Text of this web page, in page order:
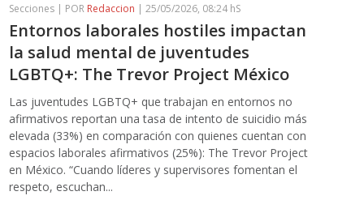
Secciones | POR Redaccion | 25/05/2026, 08:24 hS
Entornos laborales hostiles impactan
la salud mental de juventudes
LGBTQ+: The Trevor Project México
Las juventudes LGBTQ+ que trabajan en entornos no
afirmativos reportan una tasa de intento de suicidio más
elevada (33%) en comparación con quienes cuentan con
espacios laborales afirmativos (25%): The Trevor Project
en México. “Cuando líderes y supervisores fomentan el
respeto, escuchan...